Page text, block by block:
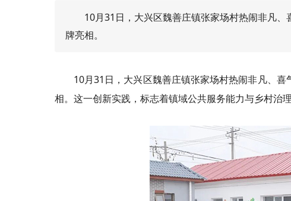
10月31日，大兴区魏善庄镇张家场村热闹非凡
牌亮相。
10月31日，大兴区魏善庄镇张家场村热闹非凡、
相。这一创新实践，标志着镇域公共服务能力与乡村治